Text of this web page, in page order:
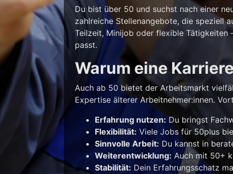
Du bist über 50 und suchst nach einer
zahlreiche Stellenangebote, die speziell
Teilzeit, Minijob oder flexible Tätigkeiten
passt.
Warum eine
Auch ab 50 bietet der Arbeitsmarkt
Expertise älterer Arbeitnehmer:innen.
Erfahrung nutzen: Du bringst
Flexibilität: Viele Jobs für 50plus
Sinnvolle Arbeit: Du kannst in
Weiterentwicklung: Auch mit 50+
Stabilität: Dein Erfahrungsschatz